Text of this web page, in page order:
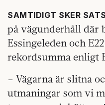
SAMTIDIGT SKER
på vägunderhåll där
Essingeleden och
rekordsumma enligt
– Vägarna är slitna
utmaningar som vi